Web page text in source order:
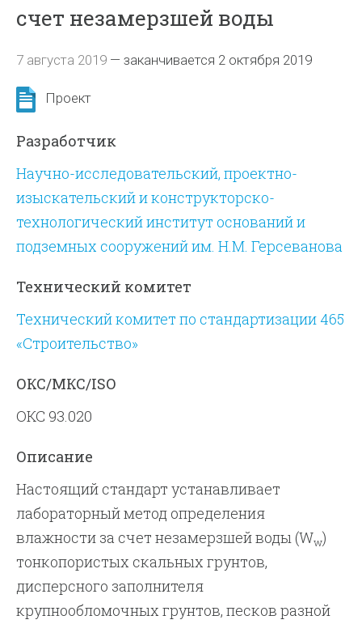
счет незамерзшей воды
7 августа 2019 —заканчивается 2 октября 2019
Проект
Разработчик
Научно-исследовательский, проектно-
изыскательский и конструкторско-
технологический институт оснований и
подземных сооружений им. Н.М. Герсеванова
Технический комитет
Технический комитет по стандартизации 465
«Строительство»
ОКС/МКС/ISO
ОКС 93.020
Описание
Настоящий стандарт устанавливает
лабораторный метод определения
влажности за счет незамерзшей воды (Ww)
тонкопористых скальных грунтов,
дисперсного заполнителя
крупнообломочных грунтов, песков разной